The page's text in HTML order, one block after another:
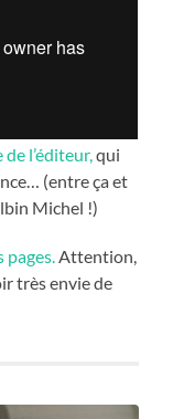
de l’éditeur,qui
(entre ça et
Michel !)
pages.Attention,
très envie de